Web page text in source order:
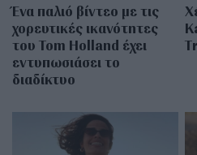
Ένα παλιό βίντεο με τις
χορευτικές ικανότητες
του Tom Holland έχει
εντυπωσιάσει το
διαδίκτυο